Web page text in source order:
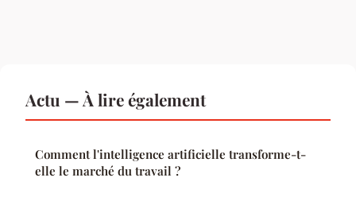
Actu — À lire également
Comment l'intelligence artificielle transforme-t-
elle le marché du travail ?